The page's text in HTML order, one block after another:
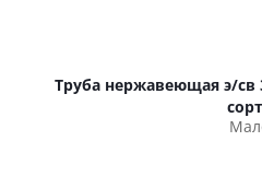
Труба нержавеющая э/св
сорт